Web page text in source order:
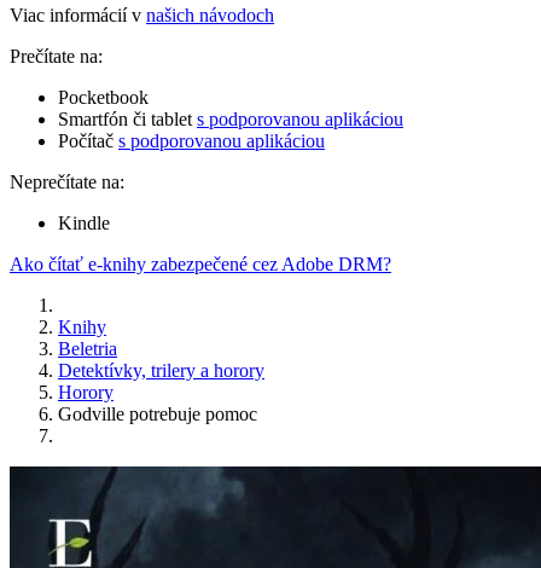
Viac informácií v našich návodoch
Prečítate na:
Pocketbook
Smartfón či tablet s podporovanou aplikáciou
Počítač s podporovanou aplikáciou
Neprečítate na:
Kindle
Ako čítať e-knihy zabezpečené cez Adobe DRM?
Knihy
Beletria
Detektívky, trilery a horory
Horory
Godville potrebuje pomoc